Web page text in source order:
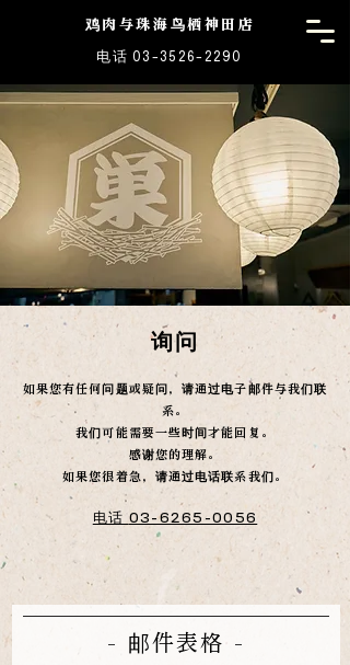
鸡肉与珠海鸟栖神田店
电话 03-3526-2290
询问
如果您有任何问题或疑问，请通过电子邮件与我们联
系。
我们可能需要一些时间才能回复。
感谢您的理解。
如果您很着急，请通过电话联系我们。
电话 03-6265-0056
- 邮件表格 -